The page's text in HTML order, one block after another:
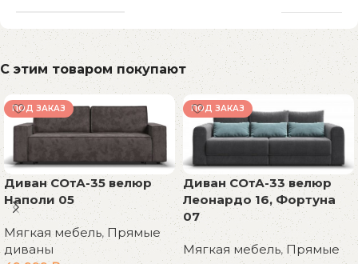
С этим товаром покупают
ПОД ЗАКАЗ
Диван СОтА-35 велюр
Наполи 05
Мягкая мебель, Прямые
диваны
ПОД ЗАКАЗ
Диван СОтА-33 велюр
Леонардо 16, Фортуна
07
Мягкая мебель,Прямые